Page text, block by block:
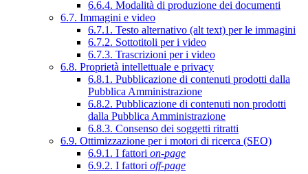
6.6.4. Modalità di produzione dei documenti
6.7. Immagini e video
6.7.1. Testo alternativo (alt text) per le immagini
6.7.2. Sottotitoli per i video
6.7.3. Trascrizioni per i video
6.8. Proprietà intellettuale e privacy
6.8.1. Pubblicazione di contenuti prodotti dalla
Pubblica Amministrazione
6.8.2. Pubblicazione di contenuti non prodotti
dalla Pubblica Amministrazione
6.8.3. Consenso dei soggetti ritratti
6.9. Ottimizzazione per i motori di ricerca (SEO)
6.9.1. I fattori on-page
6.9.2. I fattori off-page